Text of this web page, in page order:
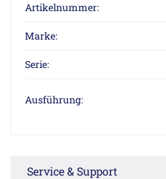
Artikelnummer:
Marke:
Serie:
Ausführung:
Service & Support